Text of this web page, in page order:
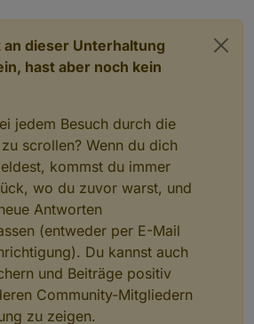
dann eine Matrix haben welche Role
für deine Kritik und dein super
dieser Unterhaltung
hast aber noch kein
jedem Besuch durch die
scrollen? Wenn du dich
kommst du immer
wo du zuvor warst, und
Antworten
(entweder per E-Mail
Du kannst auch
und Beiträge positiv
Community-Mitgliedern
zu zeigen.